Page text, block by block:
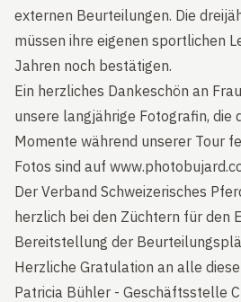
externen Beurteilungen. Die
müssen ihre eigenen sportlichen
Jahren noch bestätigen.
Ein herzliches Dankeschön an
unsere langjährige Fotografin, die
Momente während unserer Tour
Fotos sind auf
Der Verband Schweizerisches
herzlich bei den Züchtern für den
Bereitstellung der
Herzliche Gratulation an alle
Patricia Bühler - Geschäftsstelle